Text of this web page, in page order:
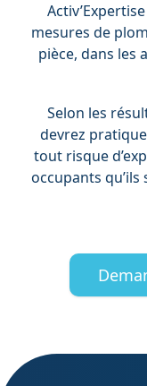
mesures de
pièce, dans les
Selon les
devrez
tout risque
occupants